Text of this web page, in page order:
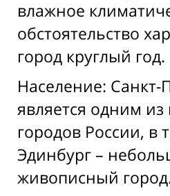
влажное
обстоятельство
город круглый год.
Население: Санкт-
является одним
городов России, в
Эдинбург –
живописный